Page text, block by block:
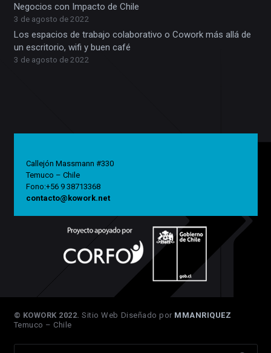
Negocios con Impacto de Chile
3 de agosto de 2022
Los espacios de trabajo colaborativo o Cowork más allá de
un escritorio, wifi y buen café
3 de agosto de 2022
Callejón Massmann #330
Temuco – Chile
Fono:+56 9 38713368
contacto@kowork.net
© KOWORK 2022. Sitio Web Diseñado por MMANRIQUEZ
Temuco – Chile